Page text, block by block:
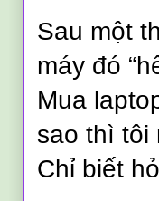
Sau một
máy đó
Mua
sao thì tôi
Chỉ biết